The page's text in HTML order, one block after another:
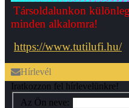
Társoldalunkon
minden alkalomra!
https://www.tutilufi.hu/
Hírlevél
Iratkozzon fel hírlevelünkre!
Az Ön neve: